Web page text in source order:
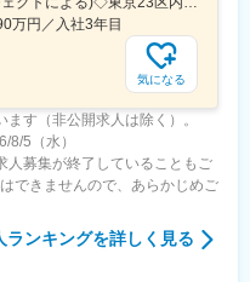
万円／入社3年目
気になる
す（非公開求人は除く）。
5（水）
人募集が終了していることもご
できませんので、あらかじめご
ランキングを詳しく見る